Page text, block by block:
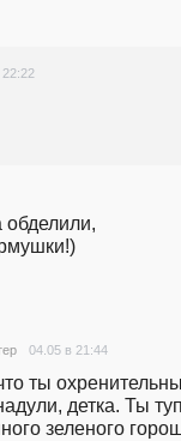
обделили,
04.05 в 21:44
ты
детка. Ты
зеленого